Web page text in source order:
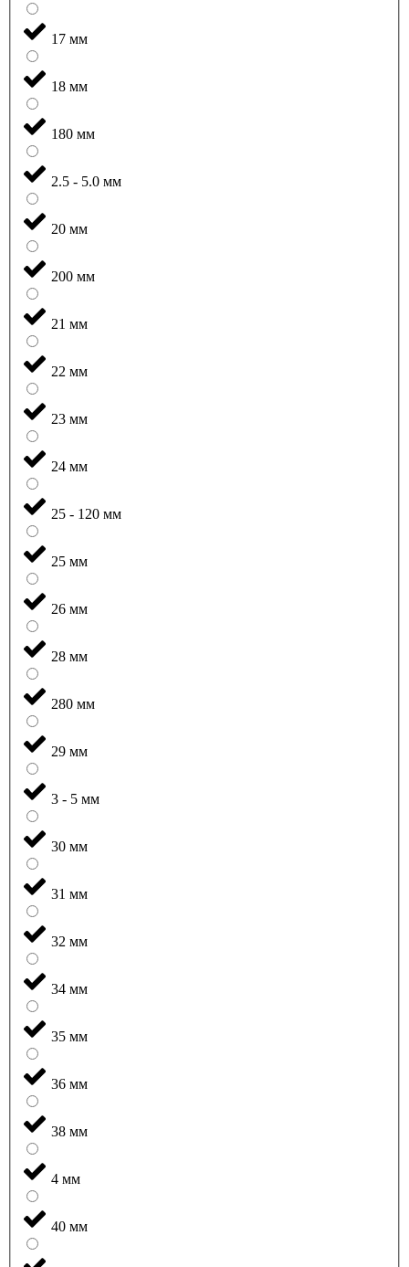
17 мм
18 мм
180 мм
2.5 - 5.0 мм
20 мм
200 мм
21 мм
22 мм
23 мм
24 мм
25 - 120 мм
25 мм
26 мм
28 мм
280 мм
29 мм
3 - 5 мм
30 мм
31 мм
32 мм
34 мм
35 мм
36 мм
38 мм
4 мм
40 мм